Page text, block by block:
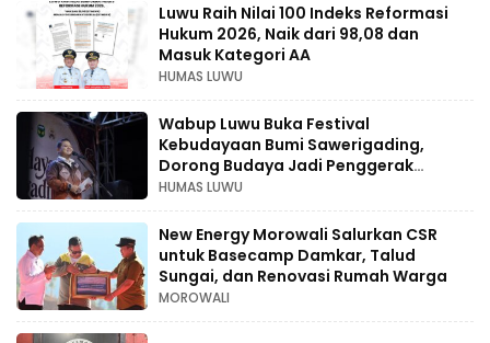
Luwu Raih Nilai 100 Indeks Reformasi
Hukum 2026, Naik dari 98,08 dan
Masuk Kategori AA
HUMAS LUWU
Wabup Luwu Buka Festival
Kebudayaan Bumi Sawerigading,
Dorong Budaya Jadi Penggerak
Ekonomi Kreatif
HUMAS LUWU
New Energy Morowali Salurkan CSR
untuk Basecamp Damkar, Talud
Sungai, dan Renovasi Rumah Warga
MOROWALI